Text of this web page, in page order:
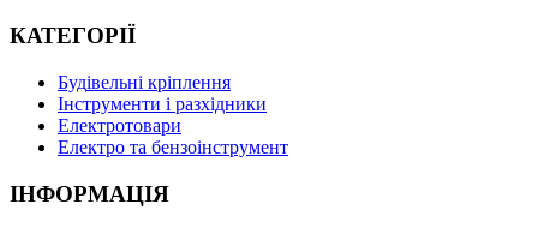
КАТЕГОРІЇ
Будівельні кріплення
Інструменти і разхідники
Електротовари
Електро та бензоінструмент
ІНФОРМАЦІЯ